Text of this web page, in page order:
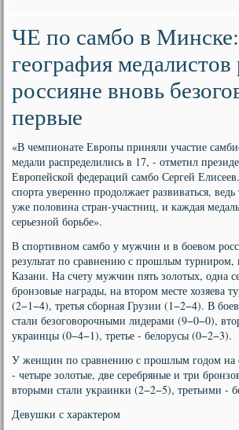
ЧЕ по самбо в Минске:
география медалистов
россияне вновь
первые
«В чемпионате Европы приняли участие
медали распределились в 17, - отметил
Европейской федераций самбо Сергей
спорта уверенно продолжает развиваться,
уже половина стран-участниц, и каждая
серьезной борьбе».
В спортивном самбо у мужчин и в боевом
результат по сравнению с прошлым турниром,
Казани. На счету мужчин пять золотых, одна
бронзовые награды, на втором месте хозяева
(2−1−4), третья сборная Грузии (1−2−4). В
стали безоговорочными лидерами (9−0−0),
украинцы (0−4−1), третье - белорусы (0−2−3).
У женщин по сравнению с прошлым годом на
- четыре золотые, две серебряные и три
вторыми стали украинки (2−2−5), третьими -
Девушки с характером